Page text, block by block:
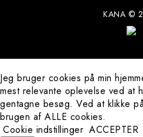
Art
KANA ©
Jeg bruger cookies på min
mest relevante oplevelse ved at
gentagne besøg. Ved at klikke
brugen af ​​ALLE cookies.
Cookie indstillinger ACCEPTER